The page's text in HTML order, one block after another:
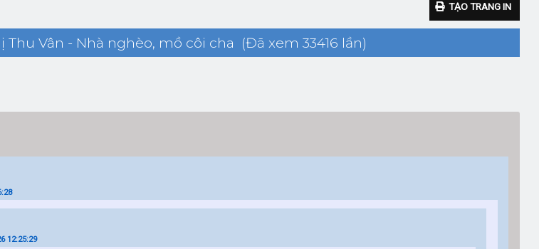
TẠO TRANG IN
Thu Vân - Nhà nghèo, mồ côi cha (Đã xem 33416 lần)
12:25:29